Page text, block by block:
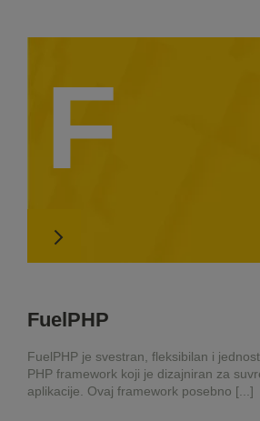
F
FuelPHP
FuelPHP je svestran, fleksibilan i
PHP framework koji je dizajniran za
aplikacije. Ovaj framework posebno [...]